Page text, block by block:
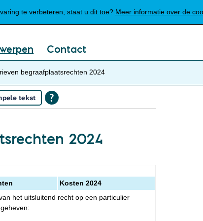
te verbeteren, staat u dit toe? Meer informatie over de
Mijn Meierijstad
Contact
begraafplaatsrechten 2024
tekst
2024
Kosten 2024
het uitsluitend recht op een particulier